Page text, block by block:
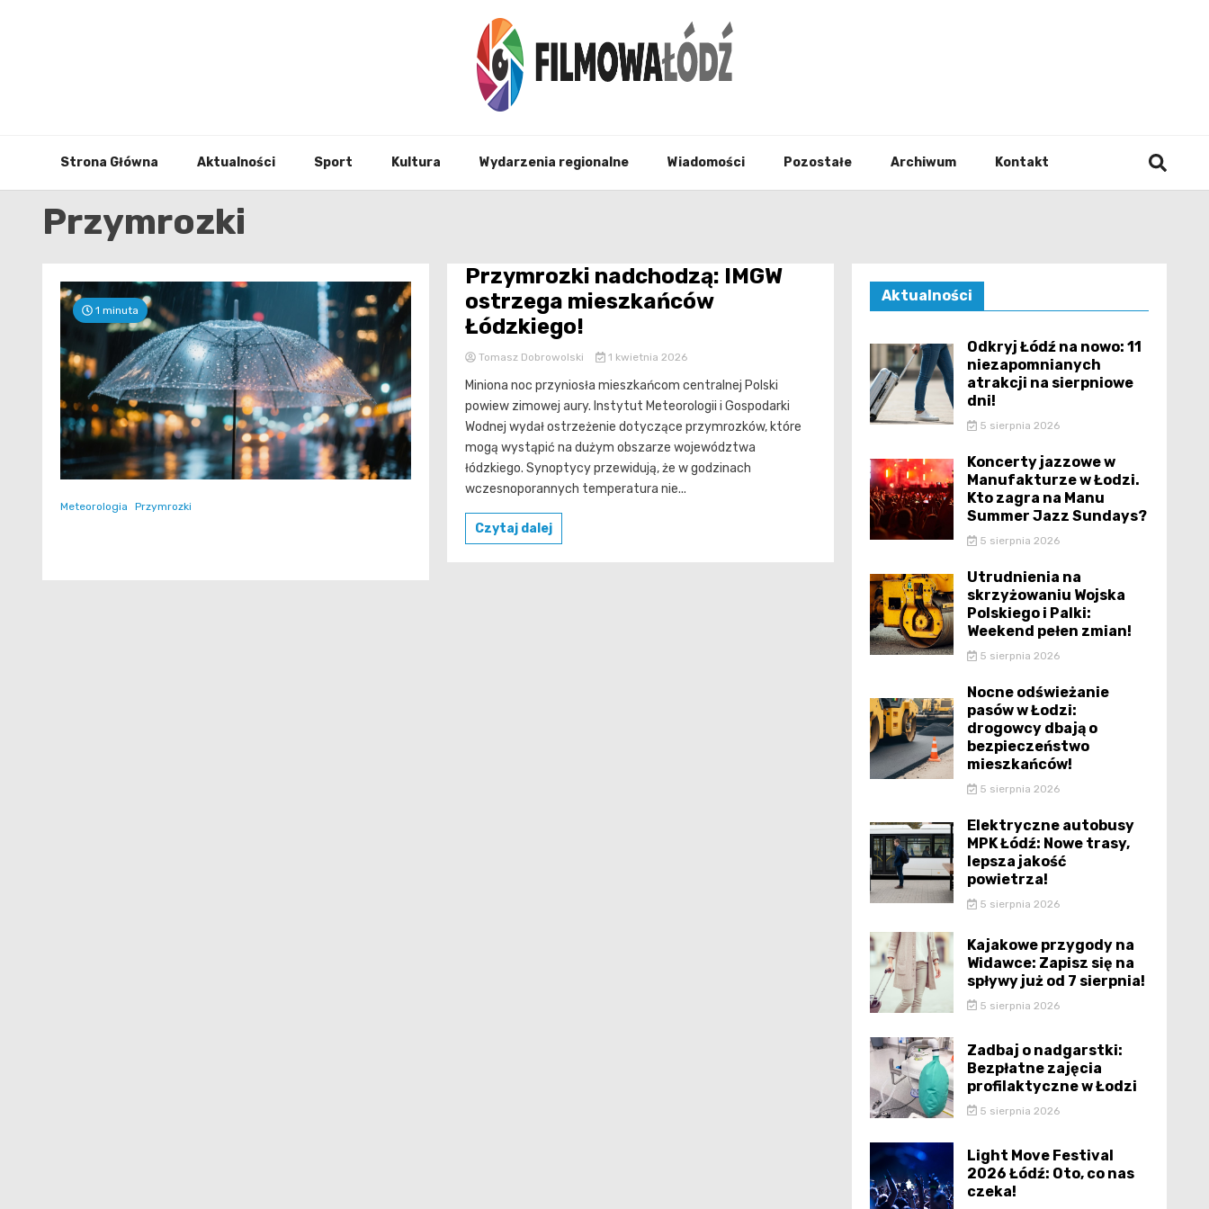
Strona Główna Aktualności Sport Kultura Wydarzenia regionalne Wiadomości Pozostałe Archiwum Kontakt
Przymrozki
1 minuta
Meteorologia Przymrozki
Przymrozki nadchodzą: IMGW
ostrzega mieszkańców
Łódzkiego!
Tomasz Dobrowolski 1 kwietnia 2026
Miniona noc przyniosła mieszkańcom centralnej Polski
powiew zimowej aury. Instytut Meteorologii i Gospodarki
Wodnej wydał ostrzeżenie dotyczące przymrozków, które
mogą wystąpić na dużym obszarze województwa
łódzkiego. Synoptycy przewidują, że w godzinach
wczesnoporannych temperatura nie...
Czytaj dalej
Aktualności
Odkryj Łódź na nowo: 11
niezapomnianych
atrakcji na sierpniowe
dni!
5 sierpnia 2026
Koncerty jazzowe w
Manufakturze w Łodzi.
Kto zagra na Manu
Summer Jazz Sundays?
5 sierpnia 2026
Utrudnienia na
skrzyżowaniu Wojska
Polskiego i Palki:
Weekend pełen zmian!
5 sierpnia 2026
Nocne odświeżanie
pasów w Łodzi:
drogowcy dbają o
bezpieczeństwo
mieszkańców!
5 sierpnia 2026
Elektryczne autobusy
MPK Łódź: Nowe trasy,
lepsza jakość
powietrza!
5 sierpnia 2026
Kajakowe przygody na
Widawce: Zapisz się na
spływy już od 7 sierpnia!
5 sierpnia 2026
Zadbaj o nadgarstki:
Bezpłatne zajęcia
profilaktyczne w Łodzi
5 sierpnia 2026
Light Move Festival
2026 Łódź: Oto, co nas
czeka!